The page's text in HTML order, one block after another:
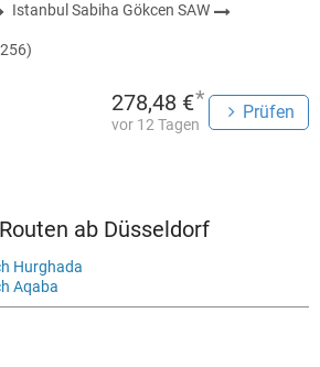
Istanbul Sabiha Gökcen SAW
278,48 €*
vor 12 Tagen
Prüfen
ab Düsseldorf
Hurghada
Aqaba